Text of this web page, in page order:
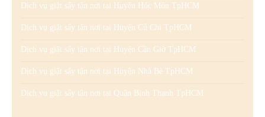
Dịch vụ giặt sấy tận nơi tại Huyện Hóc Môn TpHCM
Dịch vụ giặt sấy tận nơi tại Huyện Củ Chi TpHCM
Dịch vụ giặt sấy tận nơi tại Huyện Cần Giờ TpHCM
Dịch vụ giặt sấy tận nơi tại Huyện Nhà Bè TpHCM
Dịch vụ giặt sấy tận nơi tại Quận Bình Thạnh TpHCM